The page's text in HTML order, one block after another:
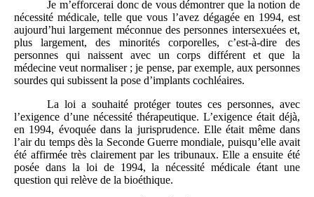
Je m’efforcerai donc de vous démontrer que la notion de
nécessité médicale, telle que vous l’avez dégagée en 1994, est
aujourd’hui largement méconnue des personnes intersexuées et,
plus largement, des minorités corporelles, c’est-à-dire des
personnes qui naissent avec un corps différent et que la
médecine veut normaliser ; je pense, par exemple, aux personnes
sourdes qui subissent la pose d’implants cochléaires.
La loi a souhaité protéger toutes ces personnes, avec
l’exigence d’une nécessité thérapeutique. L’exigence était déjà,
en 1994, évoquée dans la jurisprudence. Elle était même dans
l’air du temps dès la Seconde Guerre mondiale, puisqu’elle avait
été affirmée très clairement par les tribunaux. Elle a ensuite été
posée dans la loi de 1994, la nécessité médicale étant une
question qui relève de la bioéthique.